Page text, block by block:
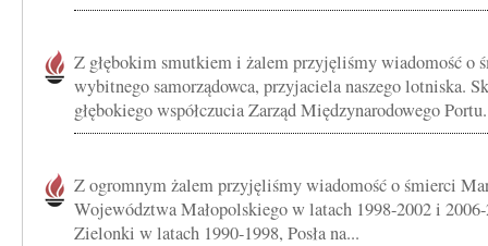
Z głębokim smutkiem i żalem przyjęliśmy wiadomość o
wybitnego samorządowca, przyjaciela naszego lotniska.
głębokiego współczucia Zarząd Międzynarodowego
Z ogromnym żalem przyjęliśmy wiadomość o śmierci
Województwa Małopolskiego w latach 1998-2002 i
Zielonki w latach 1990-1998, Posła na...